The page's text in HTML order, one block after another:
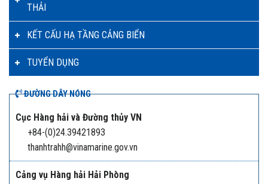
THẢI
KẾT CẤU HẠ TẦNG CẢNG BIỂN
TUYỂN DỤNG
ĐƯỜNG DÂY NÓNG
Cục Hàng hải và Đường thủy VN
+84-(0)24.39421893
thanhtrahh@vinamarine.gov.vn
Cảng vụ Hàng hải Hải Phòng